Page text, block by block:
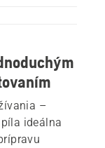
–
ideálna